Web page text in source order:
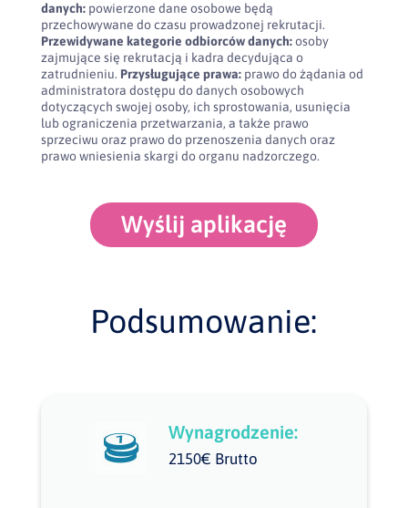
danych:powierzone dane osobowe będą
przechowywane do czasu prowadzonej rekrutacji.
Przewidywane kategorie odbiorców danych:osoby
zajmujące się rekrutacją i kadra decydująca o
zatrudnieniu. Przysługujące prawa:prawo do żądania od
administratora dostępu do danych osobowych
dotyczących swojej osoby, ich sprostowania, usunięcia
lub ograniczenia przetwarzania, a także prawo
sprzeciwu oraz prawo do przenoszenia danych oraz
prawo wniesienia skargi do organu nadzorczego.
Wyślij aplikację
Podsumowanie:
Wynagrodzenie:
2150€ Brutto